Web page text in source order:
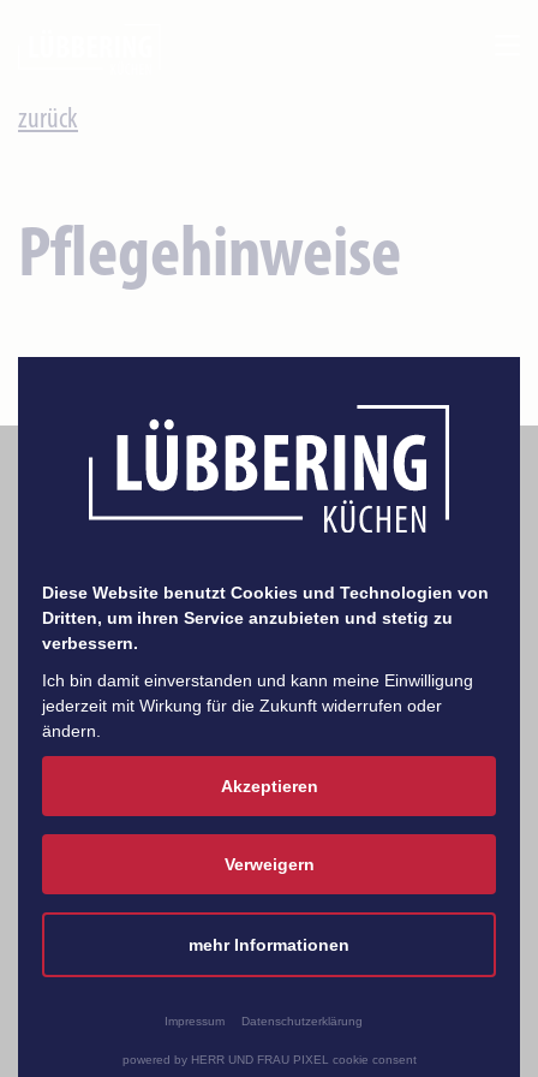
zurück
Pflegehinweise
Die Küchen Lübbering GmbH ist ein
mittelständisches Unternehmen,
das sich als Spezialist für
Einbauküchen und schlüsselfertige
Ferienwohnungen etabliert hat.
Jetzt mehr erfahren
Standorte
vereinbaren
Küchenstudio Nordhorn
Küchenstudio Lingen
Karriere
Service
Diese Website benutzt Cookies und Technologien von
Dritten, um ihren Service anzubieten und stetig zu
verbessern.
Ich bin damit einverstanden und kann meine Einwilligung
jederzeit mit Wirkung für die Zukunft widerrufen oder
ändern.
Akzeptieren
Verweigern
mehr Informationen
Impressum Datenschutzerklärung
powered by HERR UND FRAU PIXEL cookie consent